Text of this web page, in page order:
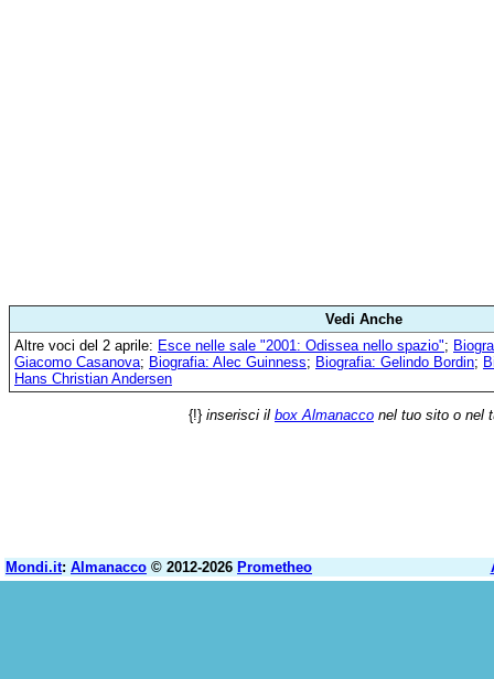
Vedi Anche
Altre voci del 2 aprile: Esce nelle sale "2001: Odissea nello spazio";
Giacomo Casanova; Biografia: Alec Guinness; Biografia: Gelindo Bordin;
Hans Christian Andersen
{!} inserisci il box Almanacco nel tuo sito o nel
Mondi.it: Almanacco © 2012-2026 Prometheo